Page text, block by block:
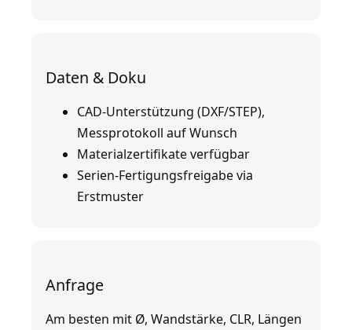
Daten & Doku
CAD-Unterstützung (DXF/STEP),
Messprotokoll auf Wunsch
Materialzertifikate verfügbar
Serien-Fertigungsfreigabe via
Erstmuster
Anfrage
Am besten mit Ø, Wandstärke, CLR, Längen